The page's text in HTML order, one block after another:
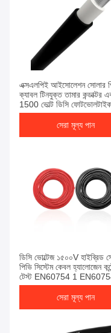
এক্সএলপিই আইসোলেশন সোলার
ক্যাবল টিনযুক্ত তামার কন্ডাক্টর
1500 ভোল্ট ডিসি ফোটভোলটাইক
সিস্টেমের জন্য রেট করা
সেরা মূল্য পান
ডিসি ভোল্টেজ ১৫০০V হাইব্রিড
পিভি সিস্টেম কেবল হ্যালোজেন
টেস্ট EN60754 1
সৌর শক্তি সঞ্চালনের জন্য
সেরা মূল্য পান